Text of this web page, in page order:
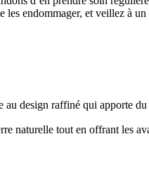
endommager, et veillez à
design raffiné qui apporte
naturelle tout en offrant les